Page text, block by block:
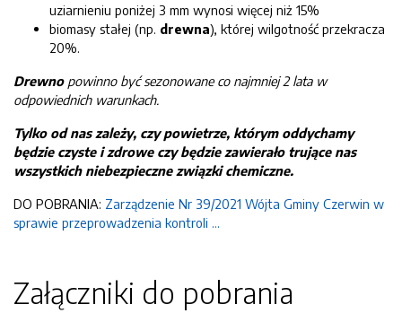
uziarnieniu poniżej 3 mm wynosi więcej niż 15%
biomasy stałej (np. drewna), której wilgotność przekracza
20%.
Drewnopowinno być sezonowane co najmniej 2 lata w
odpowiednich warunkach.
Tylko od nas zależy, czy powietrze, którym oddychamy
będzie czyste i zdrowe czy będzie zawierało trujące nas
wszystkich niebezpieczne związki chemiczne.
DO POBRANIA: Zarządzenie Nr 39/2021 Wójta Gminy Czerwin w
sprawie przeprowadzenia kontroli ...
Załączniki do pobrania